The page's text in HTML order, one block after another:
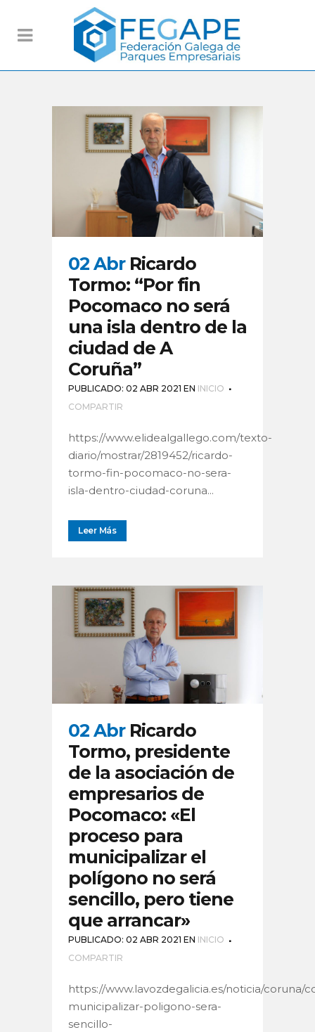
02 Abr Ricardo
Tormo: “Por fin
Pocomaco no será
una isla dentro de la
ciudad de A
Coruña”
PUBLICADO: 02 ABR 2021 EN INICIO
COMPARTIR
https://www.elidealgallego.com/texto-
diario/mostrar/2819452/ricardo-
tormo-fin-pocomaco-no-sera-
isla-dentro-ciudad-coruna...
Leer Más
02 Abr Ricardo
Tormo, presidente
de la asociación de
empresarios de
Pocomaco: «El
proceso para
municipalizar el
polígono no será
sencillo, pero tiene
que arrancar»
PUBLICADO: 02 ABR 2021 EN INICIO
COMPARTIR
https://www.lavozdegalicia.es/noticia/coruna/
municipalizar-poligono-sera-
sencillo-